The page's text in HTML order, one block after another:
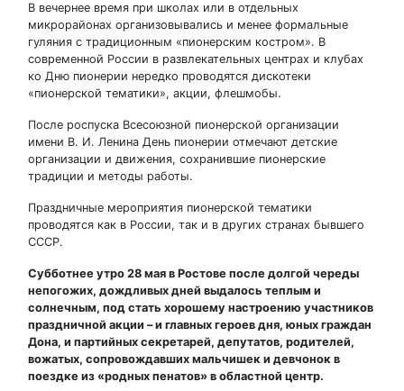
В вечернее время при школах или в отдельных
микрорайонах организовывались и менее формальные
гуляния с традиционным «пионерским костром». В
современной России в развлекательных центрах и клубах
ко Дню пионерии нередко проводятся дискотеки
«пионерской тематики», акции, флешмобы.
После роспуска Всесоюзной пионерской организации
имени В. И. Ленина День пионерии отмечают детские
организации и движения, сохранившие пионерские
традиции и методы работы.
Праздничные мероприятия пионерской тематики
проводятся как в России, так и в других странах бывшего
СССР.
Субботнее утро 28 мая в Ростове после долгой череды
непогожих, дождливых дней выдалось теплым и
солнечным, под стать хорошему настроению участников
праздничной акции – и главных героев дня, юных граждан
Дона, и партийных секретарей, депутатов, родителей,
вожатых, сопровождавших мальчишек и девчонок в
поездке из «родных пенатов» в областной центр.